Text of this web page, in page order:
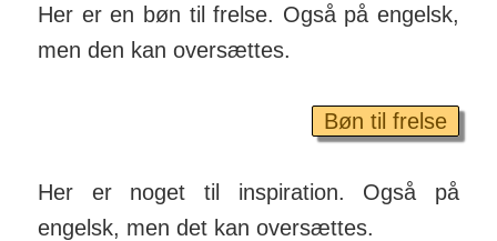
Her er en bøn til frelse. Også på engelsk,
men den kan over­sættes.
Bøn til frelse
Her er noget til inspiration. Også på
engelsk, men det kan over­sættes.